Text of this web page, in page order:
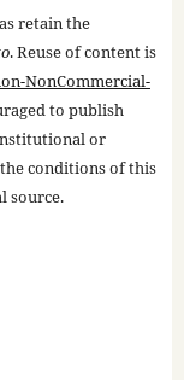
retain the
. Reuse of content is
NonCommercial-
to publish
or
conditions of this
source.